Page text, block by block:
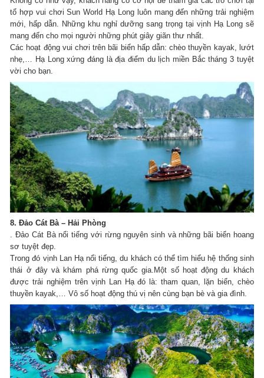
tổ hợp vui chơi Sun World Hạ Long luôn mang đến những trải nghiệm
mới, hấp dẫn. Những khu nghỉ dưỡng sang trọng tại vịnh Hạ Long sẽ
mang đến cho mọi người những phút giây giãn thư nhất.
Các hoạt động vui chơi trên bãi biển hấp dẫn: chèo thuyền kayak, lướt
nhẹ,… Hạ Long xứng đáng là địa điểm du lịch miền Bắc tháng 3 tuyệt
vời cho bạn.
8. Đảo Cát Bà – Hải Phòng
.Đảo Cát Bà nổi tiếng với rừng nguyên sinh và những bãi biển hoang
sơ tuyệt đẹp.
Trong đó vịnh Lan Hạ nổi tiếng, du khách có thể tìm hiểu hệ thống sinh
thái ở đây và khám phá rừng quốc gia. Một số hoạt động du khách
được trải nghiệm trên vịnh Lan Hạ đó là: tham quan, lặn biển, chèo
thuyền kayak,… Vô số hoạt động thú vị nên cùng bạn bè và gia đình.